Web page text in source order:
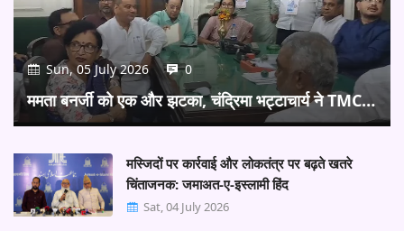
Sun, 05 July 2026 0
ममता बनर्जी को एक और झटका, चंद्रिमा भट्टाचार्य ने TMC…
मस्जिदों पर कार्रवाई और लोकतंत्र पर बढ़ते खतरे
चिंताजनक: जमाअत-ए-इस्लामी हिंद
Sat, 04 July 2026